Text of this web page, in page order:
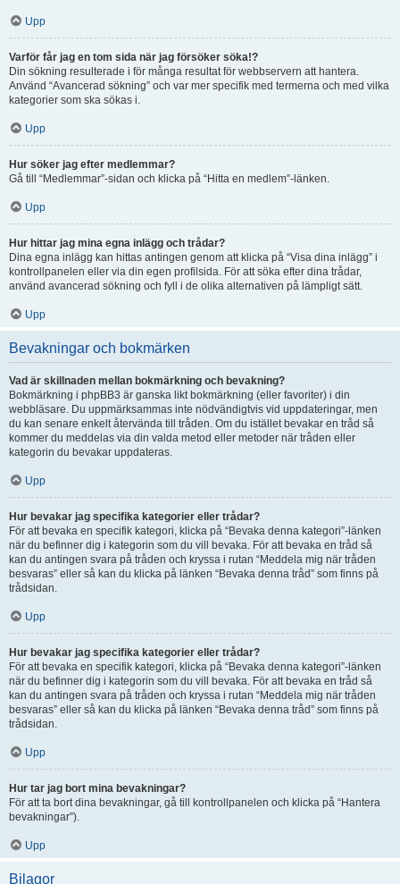
Upp
Varför får jag en tom sida när jag försöker söka!?
Din sökning resulterade i för många resultat för webbservern att hantera.
Använd “Avancerad sökning” och var mer specifik med termerna och med vilka
kategorier som ska sökas i.
Upp
Hur söker jag efter medlemmar?
Gå till “Medlemmar”-sidan och klicka på “Hitta en medlem”-länken.
Upp
Hur hittar jag mina egna inlägg och trådar?
Dina egna inlägg kan hittas antingen genom att klicka på “Visa dina inlägg” i
kontrollpanelen eller via din egen profilsida. För att söka efter dina trådar,
använd avancerad sökning och fyll i de olika alternativen på lämpligt sätt.
Upp
Bevakningar och bokmärken
Vad är skillnaden mellan bokmärkning och bevakning?
Bokmärkning i phpBB3 är ganska likt bokmärkning (eller favoriter) i din
webbläsare. Du uppmärksammas inte nödvändigtvis vid uppdateringar, men
du kan senare enkelt återvända till tråden. Om du istället bevakar en tråd så
kommer du meddelas via din valda metod eller metoder när tråden eller
kategorin du bevakar uppdateras.
Upp
Hur bevakar jag specifika kategorier eller trådar?
För att bevaka en specifik kategori, klicka på “Bevaka denna kategori”-länken
när du befinner dig i kategorin som du vill bevaka. För att bevaka en tråd så
kan du antingen svara på tråden och kryssa i rutan “Meddela mig när tråden
besvaras” eller så kan du klicka på länken “Bevaka denna tråd” som finns på
trådsidan.
Upp
Hur bevakar jag specifika kategorier eller trådar?
För att bevaka en specifik kategori, klicka på “Bevaka denna kategori”-länken
när du befinner dig i kategorin som du vill bevaka. För att bevaka en tråd så
kan du antingen svara på tråden och kryssa i rutan “Meddela mig när tråden
besvaras” eller så kan du klicka på länken “Bevaka denna tråd” som finns på
trådsidan.
Upp
Hur tar jag bort mina bevakningar?
För att ta bort dina bevakningar, gå till kontrollpanelen och klicka på “Hantera
bevakningar”).
Upp
Bilagor